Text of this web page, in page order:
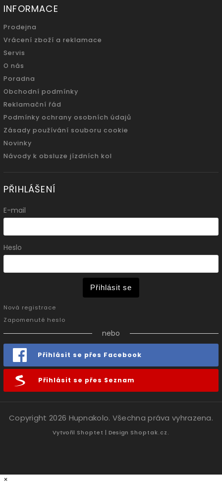
INFORMACE
Prodejna
Vrácení zboží a reklamace
Servis
O nás
Poradna
Obchodní podmínky
Reklamační řád
Podmínky ochrany osobních údajů
Zásady používání souboru cookie
Novinky
Návody k obsluze jízdních kol
PŘIHLÁŠENÍ
E-mail
Heslo
Přihlásit se
Nová registrace
Zapomenuté heslo
nebo
Přihlásit se přes Facebook
Přihlásit se přes Seznam
Copyright 2026 Hupnakolo. Všechna práva vyhrazena.
Vytvořil Shoptet | Design Shoptak.cz.
×